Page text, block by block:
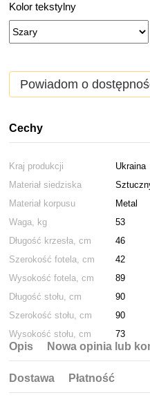
Kolor tekstylny
Powiadom o
Cechy
Kraj produkcji
Ukraina
Materiał siedziska
Materiał korpusu
Metal
Waga, kg
53
Długość krzesła, cm
46
Szerokość fotela, cm
42
Wysokość fotela, cm
89
Długość stołu, cm
90
Szerokość stołu, cm
90
Wysokość stołu, cm
73
Opis Nowa opinia lub
Dostawa Płatność